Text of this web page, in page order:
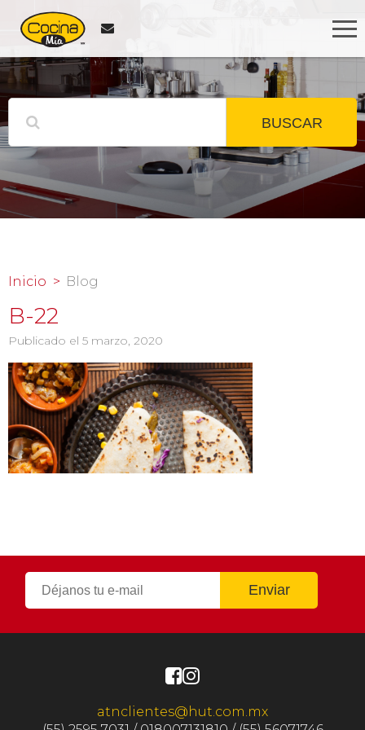
BUSCAR
Inicio Blog
B-22
Publicado el 5 marzo, 2020
atnclientes@hut.com.mx